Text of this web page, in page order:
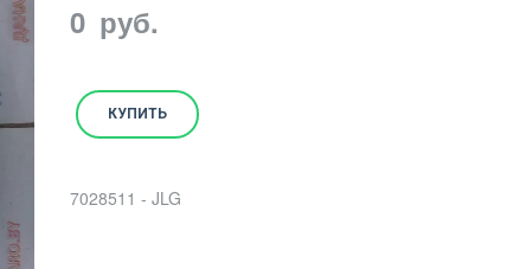
0 руб.
КУПИТЬ
7028511 - JLG